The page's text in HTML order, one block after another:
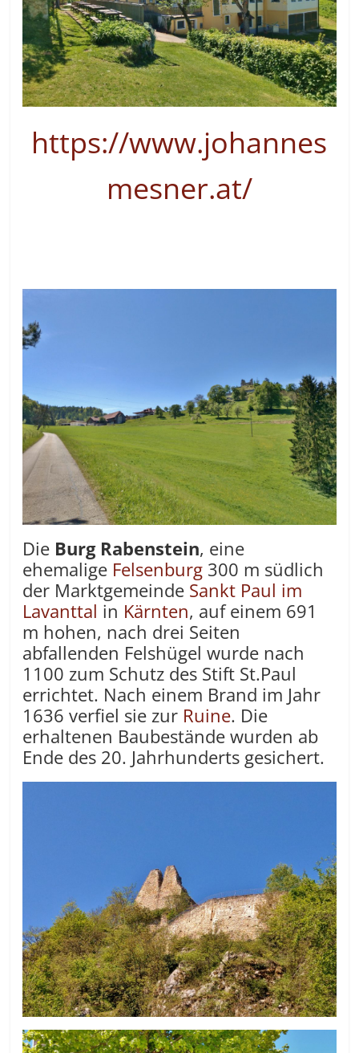
https://www.johannes
mesner.at/
Die Burg Rabenstein, eine
ehemalige Felsenburg 300 m südlich
der Marktgemeinde Sankt Paul im
Lavanttal in Kärnten, auf einem 691
m hohen, nach drei Seiten
abfallenden Felshügel wurde nach
1100 zum Schutz des Stift St.Paul
errichtet. Nach einem Brand im Jahr
1636 verfiel sie zur Ruine. Die
erhaltenen Baubestände wurden ab
Ende des 20. Jahrhunderts gesichert.